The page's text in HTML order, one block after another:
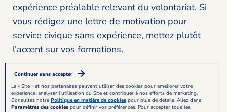
expérience préalable relevant du volontariat. Si
vous rédigez une lettre de motivation pour
service civique sans expérience, mettez plutôt
l’accent sur vos formations.
N’oubliez pas vos recherches réalisées pendant
l’étape de préparation. Faites le tri dans vos
compétences et mentionnez celles que vous
Continuer sans accepter
Le « Site » et nos partenaires peuvent utiliser des cookies pour améliorer votre
expérience, analyser l'utilisation du Site et contribuer à nos efforts de marketing.
Consultez notre Politique en matière de cookies pour plus de détails. Allez dans
Paramètres des cookies pour définir vos préférences. Pour accepter tous les